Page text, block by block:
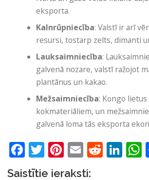
eksporta.
Kalnrūpniecība: Valstī ir arī
resursi, tostarp zelts, dimanti
Lauksaimniecība:
galvenā nozare, valstī ražojot
plantānus un kakao.
Mežsaimniecība: Kongo
kokmateriāliem, un
galvenā loma tās eksporta
Facebook
Twitter
Pinterest
Email
Saistītie ieraksti: